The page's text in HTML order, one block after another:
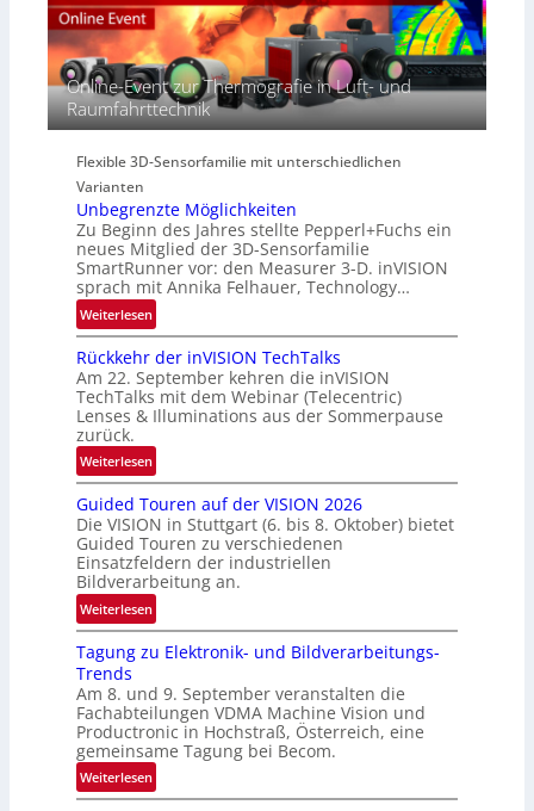
e
i
e
s
-
B
u
n
d
e
R
e
o
n
c
r
a
l
N
s
‘
Online-Event zur Thermografie in Luft- und
Raumfahrttechnik
Flexible 3D-Sensorfamilie mit unterschiedlichen
Varianten
Unbegrenzte Möglichkeiten
Zu Beginn des Jahres stellte Pepperl+Fuchs ein
neues Mitglied der 3D-Sensorfamilie
SmartRunner vor: den Measurer 3-D. inVISION
sprach mit Annika Felhauer, Technology…
Weiterlesen:
U
n
b
e
g
r
e
z
t
e
M
ö
g
l
c
h
k
e
i
Rückkehr der inVISION TechTalks
Am 22. September kehren die inVISION
TechTalks mit dem Webinar (Telecentric)
Lenses & Illuminations aus der Sommerpause
zurück.
Weiterlesen:
R
ü
c
k
k
e
h
d
e
r
i
n
V
I
Guided Touren auf der VISION 2026
Die VISION in Stuttgart (6. bis 8. Oktober) bietet
Guided Touren zu verschiedenen
Einsatzfeldern der industriellen
Bildverarbeitung an.
Weiterlesen:
G
u
d
e
d
T
o
Tagung zu Elektronik- und Bildverarbeitungs-
Trends
Am 8. und 9. September veranstalten die
Fachabteilungen VDMA Machine Vision und
Productronic in Hochstraß, Österreich, eine
gemeinsame Tagung bei Becom.
Weiterlesen:
T